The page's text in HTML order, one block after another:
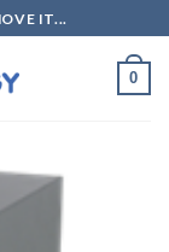
IT...
0